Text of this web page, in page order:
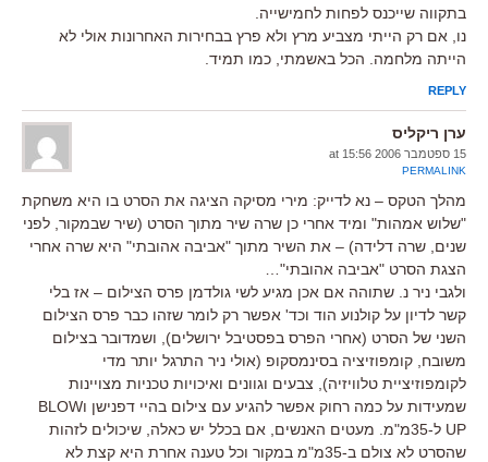
בתקווה שייכנס לפחות לחמישייה.
נו, אם רק הייתי מצביע מרץ ולא פרץ בבחירות האחרונות אולי לא
הייתה מלחמה. הכל באשמתי, כמו תמיד.
REPLY
ערן ריקליס
15 ספטמבר 2006 at 15:56
PERMALINK
מהלך הטקס – נא לדייק: מירי מסיקה הציגה את הסרט בו היא משחקת
"שלוש אמהות" ומיד אחרי כן שרה שיר מתוך הסרט (שיר שבמקור, לפני
שנים, שרה דלידה) – את השיר מתוך "אביבה אהובתי" היא שרה אחרי
הצגת הסרט "אביבה אהובתי"…
ולגבי ניר נ. שתוהה אם אכן מגיע לשי גולדמן פרס הצילום – אז בלי
קשר לדיון על קולנוע הוד וכד' אפשר רק לומר שזהו כבר פרס הצילום
השני של הסרט (אחרי הפרס בפסטיבל ירושלים), ושמדובר בצילום
משובח, קומפוזיציה בסינמסקופ (אולי ניר התרגל יותר מדי
לקומפוזיציית טלוויזיה), צבעים וגוונים ואיכויות טכניות מצויינות
שמעידות על כמה רחוק אפשר להגיע עם צילום בהיי דפנישן וBLOW
UP ל-35מ"מ. מעטים האנשים, אם בכלל יש כאלה, שיכולים לזהות
שהסרט לא צולם ב-35מ"מ במקור וכל טענה אחרת היא קצת לא